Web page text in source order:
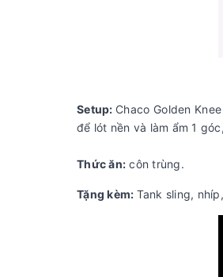
Setup: Chaco Golden
để lót nền và làm ẩm 1
Thức ăn: côn trùng.
Tặng kèm: Tank sling,